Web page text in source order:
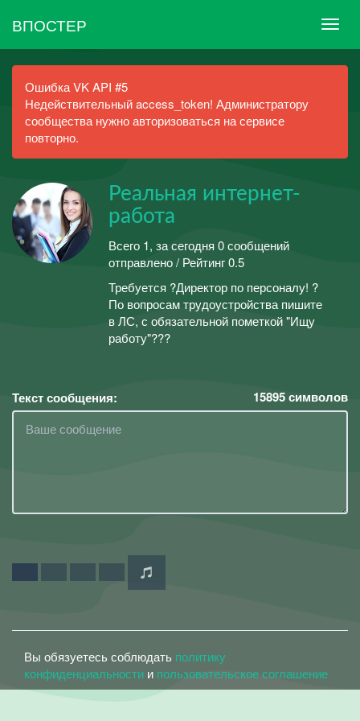
ВПОСТЕР
Ошибка VK API #5
Недействительный access_token! Администратору
сообщества нужно авторизоваться на сервисе
повторно.
Реальная интернет-
работа
Всего 1, за сегодня 0 сообщений
отправлено / Рейтинг 0.5
Требуется ?Директор по персоналу! ?
По вопросам трудоустройства пишите
в ЛС, с обязательной пометкой "Ищу
работу"?‍??
Текст сообщения: 15895символов
Вы обязуетесь соблюдать политику
конфиденциальности и пользовательское соглашение